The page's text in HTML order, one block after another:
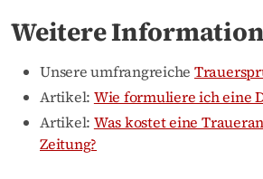
Weitere
Unsere umfrangreiche
Artikel: Wie formuliere ich eine
Artikel: Was kostet eine
Zeitung?